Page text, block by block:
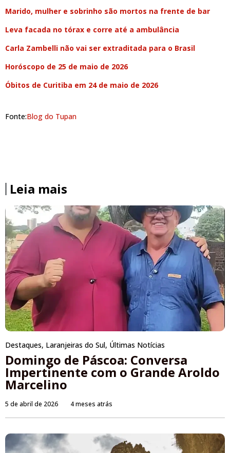
Marido, mulher e sobrinho são mortos na frente de bar
Leva facada no tórax e corre até a ambulância
Carla Zambelli não vai ser extraditada para o Brasil
Horóscopo de 25 de maio de 2026
Óbitos de Curitiba em 24 de maio de 2026
Fonte:Blog do Tupan
Leia mais
Destaques, Laranjeiras do Sul, Últimas Notícias
Domingo de Páscoa: Conversa
Impertinente com o Grande Aroldo
Marcelino
5 de abril de 2026 4 meses atrás